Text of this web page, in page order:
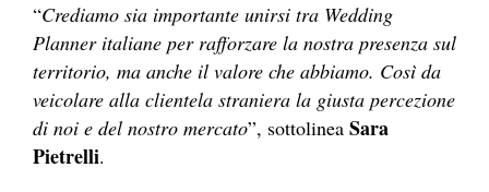
“Crediamo sia importante unirsi tra Wedding
Planner italiane per rafforzare la nostra presenza sul
territorio, ma anche il valore che abbiamo. Così da
veicolare alla clientela straniera la giusta percezione
di noi e del nostro mercato”, sottolinea Sara
Pietrelli.